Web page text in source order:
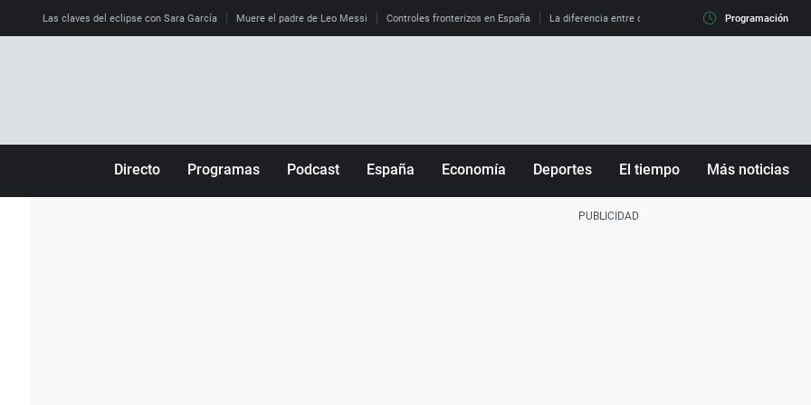
Las claves del eclipse con Sara García Muere el padre de Leo Messi Controles fronterizos en España La diferencia entre observar el eclipse al 99% y al 100%
Programación
Directo Programas Podcast España Economía Deportes El tiempo Más noticias